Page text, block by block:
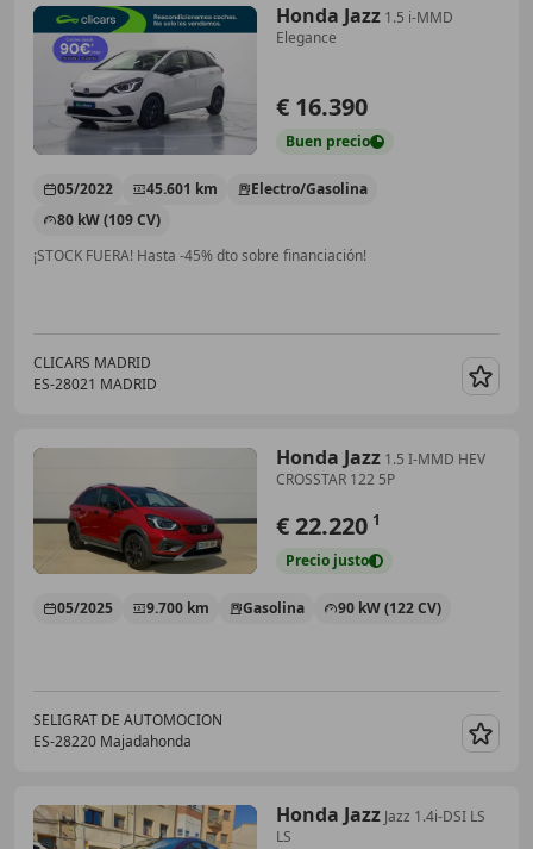
Honda Jazz 1.5 i-MMD
Elegance
€ 16.390
Buen precio
05/2022 45.601 km
Electro/Gasolina
80 kW (109 CV)
¡STOCK FUERA! Hasta -45% dto sobre financiación!
CLICARS MADRID
ES-28021 MADRID
Honda Jazz 1.5 I-MMD HEV
CROSSTAR 122 5P
€ 22.220 1
Precio justo
05/2025 9.700 km Gasolina 90 kW (122 CV)
SELIGRAT DE AUTOMOCION
ES-28220 Majadahonda
Honda Jazz Jazz 1.4i-DSI LS
LS